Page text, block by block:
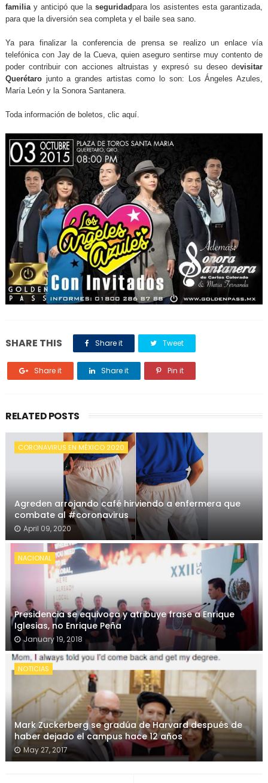
familia y anticipó que laseguridadpara los asistentes esta garantizada,
para que la diversión sea completa y el baile sea sano.
Ya para finalizar la conferencia de prensa se realizo un enlace vía
telefónica con Jay de la Cueva, quien aseguro sentirse muy contento de
poder contribuir con acciones altruistas y expresó su deseo devisitar
Querétarojunto a grandes artistas como lo son: Los Ángeles Azules,
María León y la Sonora Santanera.
Toda información de boletos, clic aquí.
SHARE THIS Share it Tweet
Share it Share it Pin it
RELATED POSTS
CORONAVIRUS EN MÉXICO 2020
Agreden arrojando café hirviendo a enfermera que
combate al #coronavirus
April 09, 2020
NACIONAL
Presidencia se equivoca y atribuye frase a Enrique
Iglesias, no Enrique Peña
January 19, 2018
NOTICIAS
Mark Zuckerberg se gradúa de Harvard después de
haber dejado el campus hace 12 años
May 27, 2017